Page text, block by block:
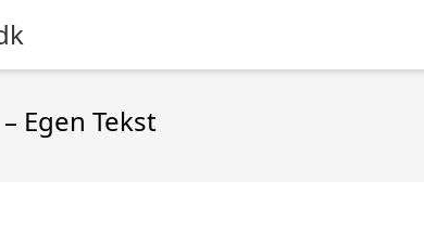
Egen Tekst